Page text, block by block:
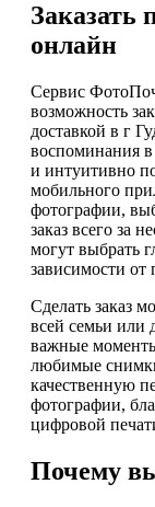
Заказать
онлайн
Сервис
возможность
доставкой в г
воспоминания
и интуитивно
мобильного
фотографии,
заказ всего за
могут выбрать
зависимости от
Сделать заказ
всей семьи или
важные
любимые
качественную
фотографии,
цифровой
Почему